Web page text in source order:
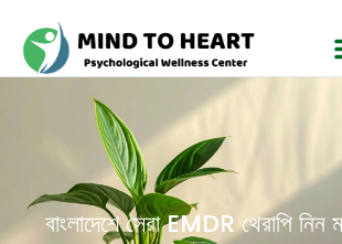
বাংলাদেশে সেরা EMDR থেরাপি নিন